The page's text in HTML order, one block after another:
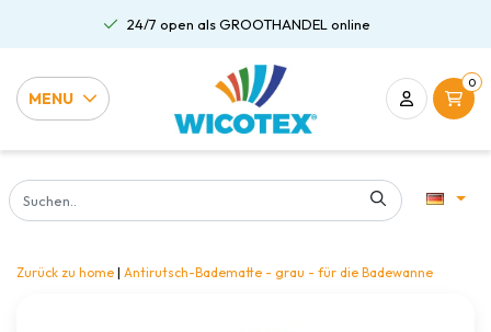
24/7 open als GROOTHANDEL online
MENU
0
Zurück zu home | Antirutsch-Badematte - grau - für die Badewanne